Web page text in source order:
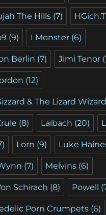
The Hills (7) HGich.T
(9) I Monster (6)
Berlin (7) Jimi Tenor
(12)
& The Lizard Wizard
(8) Laibach (20)
Lorn (9) Luke
(7) Melvins (6)
Schirach (8) Powell
Porn Crumpets (6)